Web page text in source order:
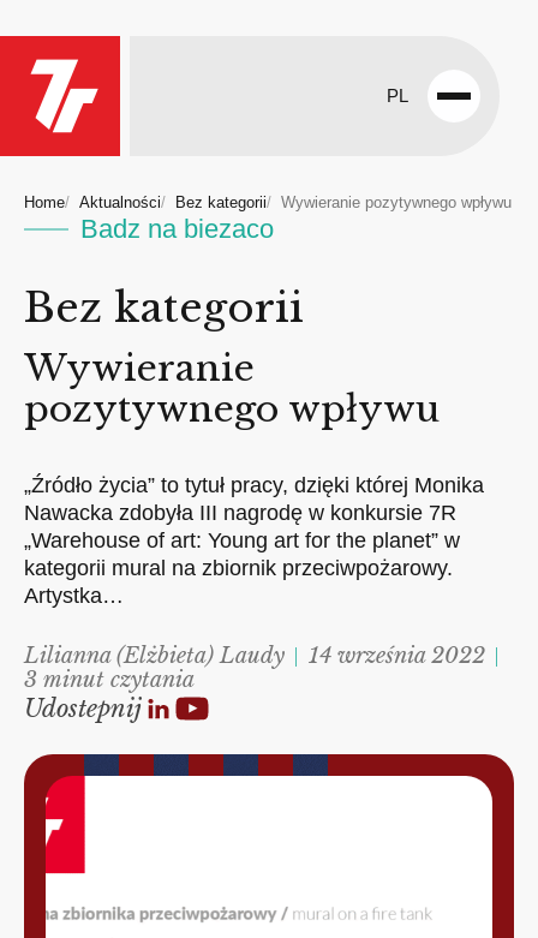
PL
Open
Home Aktualności Bez kategorii Wywieranie pozytywnego wpływu
Badz na biezaco
Bez kategorii
Wywieranie
pozytywnego wpływu
„Źródło życia” to tytuł pracy, dzięki której Monika
Nawacka zdobyła III nagrodę w konkursie 7R
„Warehouse of art: Young art for the planet” w
kategorii mural na zbiornik przeciwpożarowy.
Artystka…
Lilianna (Elżbieta) Laudy
14 września 2022
3 minut czytania
Udostepnij